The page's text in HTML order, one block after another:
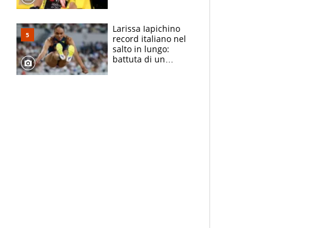
rischio da evitare
Larissa Iapichino
record italiano nel
salto in lungo:
battuta di un